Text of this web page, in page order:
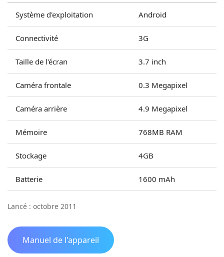
Système d'exploitation Android
Connectivité 3G
Taille de l'écran 3.7 inch
Caméra frontale 0.3 Megapixel
Caméra arrière 4.9 Megapixel
Mémoire 768MB RAM
Stockage 4GB
Batterie 1600 mAh
Lancé : octobre 2011
Manuel de l'appareil